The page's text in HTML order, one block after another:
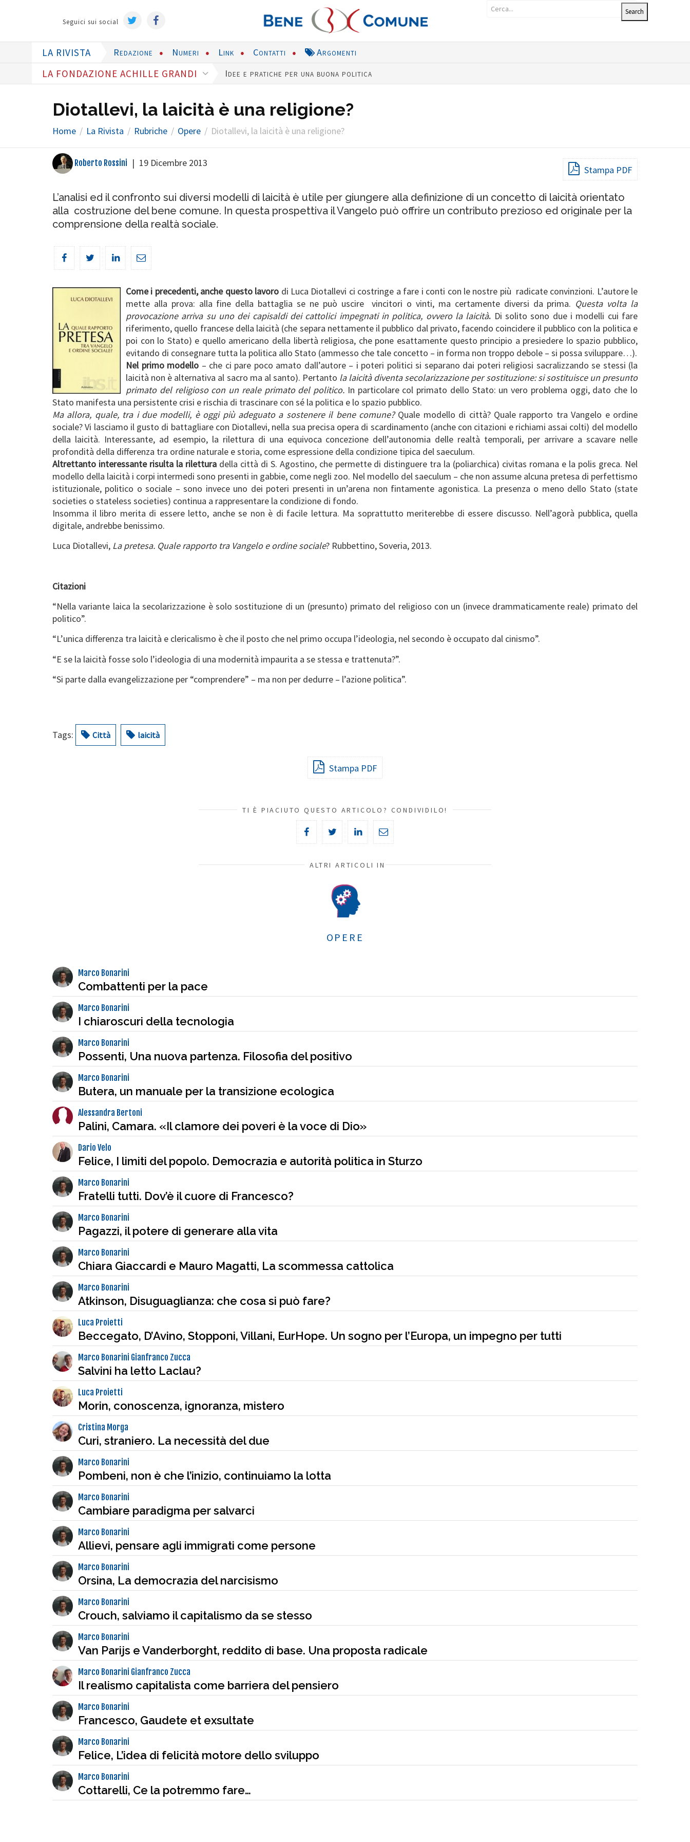
Seguici sui social
LA RIVISTA Redazione Numeri Link Contatti Argomenti
LA FONDAZIONE ACHILLE GRANDI Idee e pratiche per una buona politica
Diotallevi, la laicità è una religione?
Home La Rivista Rubriche Opere Diotallevi, la laicità è una religione?
Roberto Rossini | 19 Dicembre 2013
Stampa PDF
L’analisi ed il confronto sui diversi modelli di laicità è utile per giungere alla definizione di un concetto di laicità orientato
alla costruzione del bene comune. In questa prospettiva il Vangelo può offrire un contributo prezioso ed originale per la
comprensione della realtà sociale.
Come i precedenti, anche questo lavoro di Luca Diotallevi ci costringe a fare i conti con le nostre più radicate convinzioni. L’autore le
mette alla prova: alla fine della battaglia se ne può uscire vincitori o vinti, ma certamente diversi da prima. Questa volta la
provocazione arriva su uno dei capisaldi dei cattolici impegnati in politica, ovvero la laicità. Di solito sono due i modelli cui fare
riferimento, quello francese della laicità (che separa nettamente il pubblico dal privato, facendo coincidere il pubblico con la politica e
poi con lo Stato) e quello americano della libertà religiosa, che pone esattamente questo principio a presiedere lo spazio pubblico,
evitando di consegnare tutta la politica allo Stato (ammesso che tale concetto – in forma non troppo debole – si possa sviluppare…).
Nel primo modello – che ci pare poco amato dall’autore – i poteri politici si separano dai poteri religiosi sacralizzando se stessi (la
laicità non è alternativa al sacro ma al santo). Pertanto la laicità diventa secolarizzazione per sostituzione: si sostituisce un presunto
primato del religioso con un reale primato del politico. In particolare col primato dello Stato: un vero problema oggi, dato che lo
Stato manifesta una persistente crisi e rischia di trascinare con sé la politica e lo spazio pubblico.
Ma allora, quale, tra i due modelli, è oggi più adeguato a sostenere il bene comune?Quale modello di città? Quale rapporto tra Vangelo e ordine
sociale? Vi lasciamo il gusto di battagliare con Diotallevi, nella sua precisa opera di scardinamento (anche con citazioni e richiami assai colti) del modello
della laicità. Interessante, ad esempio, la rilettura di una equivoca concezione dell’autonomia delle realtà temporali, per arrivare a scavare nelle
profondità della differenza tra ordine naturale e storia, come espressione della condizione tipica del saeculum.
Altrettanto interessante risulta la riletturadella città di S. Agostino, che permette di distinguere tra la (poliarchica) civitas romana e la polis greca. Nel
modello della laicità i corpi intermedi sono presenti in gabbie, come negli zoo. Nel modello del saeculum – che non assume alcuna pretesa di perfettismo
istituzionale, politico o sociale – sono invece uno dei poteri presenti in un’arena non fintamente agonistica. La presenza o meno dello Stato (state
societies o stateless societies) continua a rappresentare la condizione di fondo.
Insomma il libro merita di essere letto, anche se non è di facile lettura. Ma soprattutto meriterebbe di essere discusso. Nell’agorà pubblica, quella
digitale, andrebbe benissimo.
Luca Diotallevi, La pretesa. Quale rapporto tra Vangelo e ordine sociale? Rubbettino, Soveria, 2013.
Citazioni
“Nella variante laica la secolarizzazione è solo sostituzione di un (presunto) primato del religioso con un (invece drammaticamente reale) primato del
politico”.
“L’unica differenza tra laicità e clericalismo è che il posto che nel primo occupa l’ideologia, nel secondo è occupato dal cinismo”.
“E se la laicità fosse solo l’ideologia di una modernità impaurita a se stessa e trattenuta?”.
“Si parte dalla evangelizzazione per “comprendere” – ma non per dedurre – l’azione politica”.
Tags: Città laicità
Stampa PDF
TI È PIACIUTO QUESTO ARTICOLO? CONDIVIDILO!
ALTRI ARTICOLI IN
OPERE
Marco Bonarini
Combattenti per la pace
Marco Bonarini
I chiaroscuri della tecnologia
Marco Bonarini
Possenti, Una nuova partenza. Filosofia del positivo
Marco Bonarini
Butera, un manuale per la transizione ecologica
Alessandra Bertoni
Palini, Camara. «Il clamore dei poveri è la voce di Dio»
Dario Velo
Felice, I limiti del popolo. Democrazia e autorità politica in Sturzo
Marco Bonarini
Fratelli tutti. Dov’è il cuore di Francesco?
Marco Bonarini
Pagazzi, il potere di generare alla vita
Marco Bonarini
Chiara Giaccardi e Mauro Magatti, La scommessa cattolica
Marco Bonarini
Atkinson, Disuguaglianza: che cosa si può fare?
Luca Proietti
Beccegato, D’Avino, Stopponi, Villani, EurHope. Un sogno per l’Europa, un impegno per tutti
Marco Bonarini Gianfranco Zucca
Salvini ha letto Laclau?
Luca Proietti
Morin, conoscenza, ignoranza, mistero
Cristina Morga
Curi, straniero. La necessità del due
Marco Bonarini
Pombeni, non è che l’inizio, continuiamo la lotta
Marco Bonarini
Cambiare paradigma per salvarci
Marco Bonarini
Allievi, pensare agli immigrati come persone
Marco Bonarini
Orsina, La democrazia del narcisismo
Marco Bonarini
Crouch, salviamo il capitalismo da se stesso
Marco Bonarini
Van Parijs e Vanderborght, reddito di base. Una proposta radicale
Marco Bonarini Gianfranco Zucca
Il realismo capitalista come barriera del pensiero
Marco Bonarini
Francesco, Gaudete et exsultate
Marco Bonarini
Felice, L’idea di felicità motore dello sviluppo
Marco Bonarini
Cottarelli, Ce la potremmo fare…